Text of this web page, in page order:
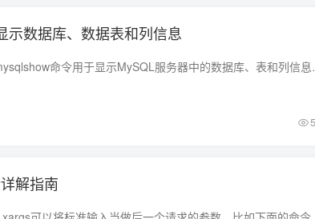
示数据库、数据表和列信息
Linux mysqlshow命令 Linux
解指南